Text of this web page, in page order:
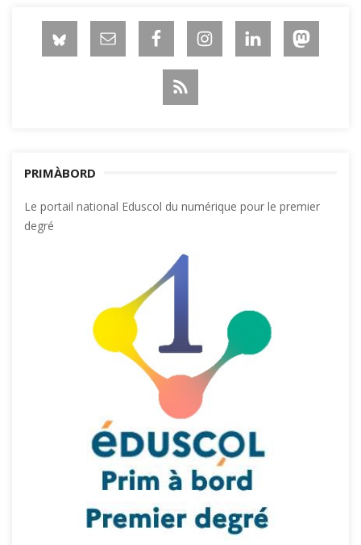
PRIMÀBORD
Le portail national Eduscol du numérique pour le premier
degré